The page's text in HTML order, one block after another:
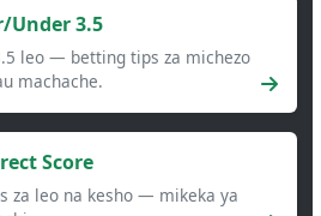
Under 3.5
leo — betting tips za michezo
machache.
Score
za leo na kesho — mikeka ya